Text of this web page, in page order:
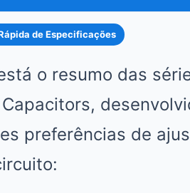
de Especificações
o resumo das
preferências de